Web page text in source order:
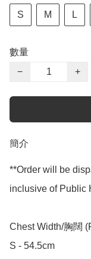
S M L
數量
−
+
簡介
**Order will be
inclusive of Public
Chest Width/胸闊
S - 54.5cm